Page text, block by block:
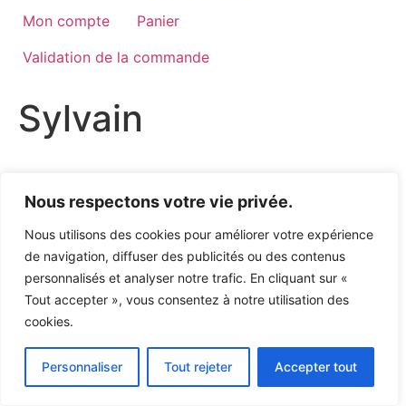
Nous respectons votre vie privée.
Nous utilisons des cookies pour améliorer votre expérience
de navigation, diffuser des publicités ou des contenus
personnalisés et analyser notre trafic. En cliquant sur «
Tout accepter », vous consentez à notre utilisation des
cookies.
Personnaliser Tout rejeter Accepter tout
Mon compte
Panier
Validation de la commande
Sylvain